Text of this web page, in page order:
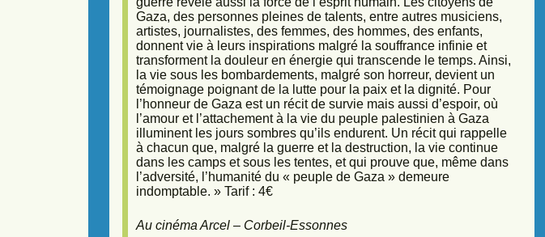
Gaza, des personnes pleines de talents, entre autres musiciens,
artistes, journalistes, des femmes, des hommes, des enfants,
donnent vie à leurs inspirations malgré la souffrance infinie et
transforment la douleur en énergie qui transcende le temps. Ainsi,
la vie sous les bombardements, malgré son horreur, devient un
témoignage poignant de la lutte pour la paix et la dignité. Pour
l’honneur de Gaza est un récit de survie mais aussi d’espoir, où
l’amour et l’attachement à la vie du peuple palestinien à Gaza
illuminent les jours sombres qu’ils endurent. Un récit qui rappelle
à chacun que, malgré la guerre et la destruction, la vie continue
dans les camps et sous les tentes, et qui prouve que, même dans
l’adversité, l’humanité du « peuple de Gaza » demeure
indomptable. » Tarif : 4€
Au cinéma Arcel – Corbeil-Essonnes